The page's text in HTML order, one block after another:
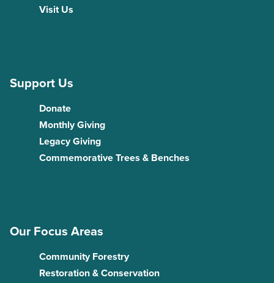
Visit Us
Support Us
Donate
Monthly Giving
Legacy Giving
Commemorative Trees & Benches
Our Focus Areas
Community Forestry
Restoration & Conservation